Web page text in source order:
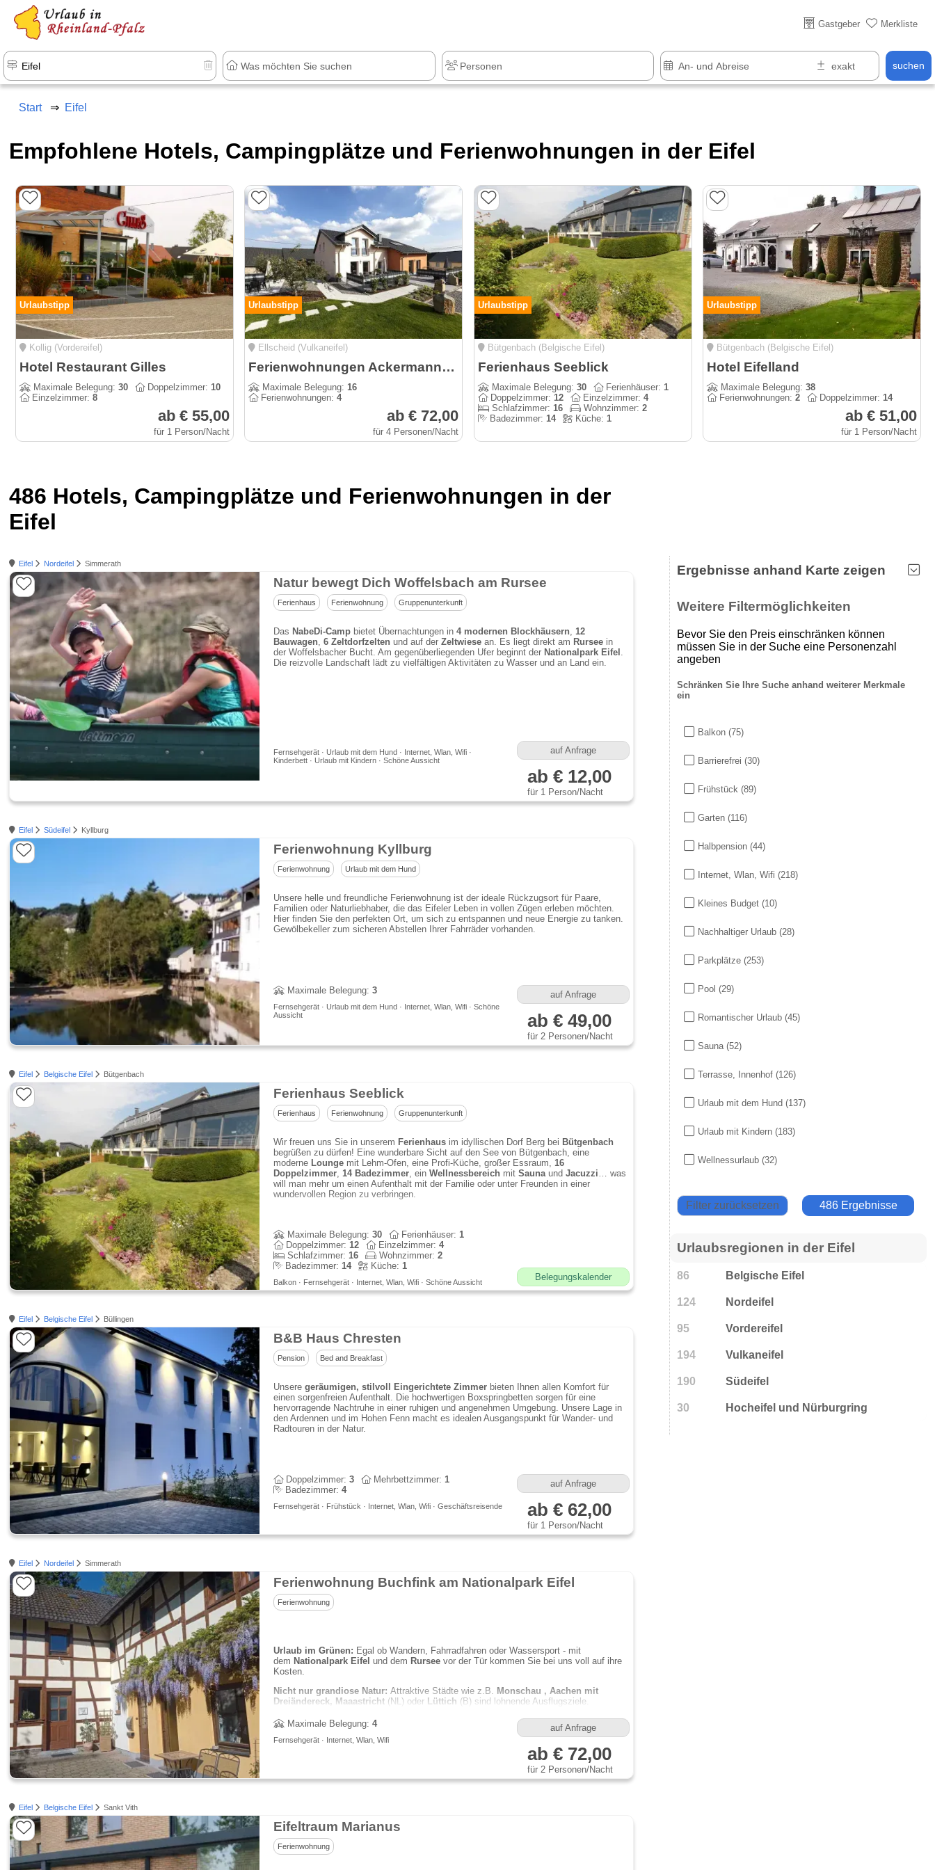
Gastgeber Merkliste
suchen
Über 25 Jahre online
Start Eifel
Empfohlene Hotels, Campingplätze und Ferienwohnungen in der Eifel
Urlaubstipp
Kollig (Vordereifel)
Hotel Restaurant Gilles
Maximale Belegung:30 Doppelzimmer:10
Einzelzimmer:8
ab € 55,00
für 1 Person/Nacht
Urlaubstipp
Ellscheid (Vulkaneifel)
Ferienwohnungen Ackermann & Ferienhaus Christel
Maximale Belegung:16
Ferienwohnungen:4
ab € 72,00
für 4 Personen/Nacht
Urlaubstipp
Bütgenbach (Belgische Eifel)
Ferienhaus Seeblick
Maximale Belegung: 30 Ferienhäuser: 1
Doppelzimmer: 12 Einzelzimmer: 4
Schlafzimmer: 16 Wohnzimmer: 2
Badezimmer: 14 Küche: 1
Urlaubstipp
Bütgenbach (Belgische Eifel)
Hotel Eifelland
Maximale Belegung: 38
Ferienwohnungen: 2 Doppelzimmer: 14
ab € 51,00
für 1 Person/Nacht
486 Hotels, Campingplätze und Ferienwohnungen in der
Eifel
Eifel Nordeifel Simmerath
Natur bewegt Dich Woffelsbach am Rursee
Ferienhaus Ferienwohnung Gruppenunterkunft
Das NabeDi-Campbietet Übernachtungen in4 modernen Blockhäusern, 12
Bauwagen, 6 Zeltdorfzelten und auf der Zeltwiesean. Es liegt direkt am Rurseein
der Woffelsbacher Bucht. Am gegenüberliegenden Ufer beginnt der Nationalpark Eifel .
Die reizvolle Landschaft lädt zu vielfältigen Aktivitäten zu Wasser und an Land ein.
Fernsehgerät · Urlaub mit dem Hund · Internet, Wlan, Wifi ·
Kinderbett · Urlaub mit Kindern · Schöne Aussicht
auf Anfrage
ab € 12,00
für 1 Person/Nacht
Eifel Südeifel Kyllburg
Ferienwohnung Kyllburg
Ferienwohnung Urlaub mit dem Hund
Unsere helle und freundliche Ferienwohnung ist der ideale Rückzugsort für Paare,
Familien oder Naturliebhaber, die das Eifeler Leben in vollen Zügen erleben möchten.
Hier finden Sie den perfekten Ort, um sich zu entspannen und neue Energie zu tanken.
Gewölbekeller zum sicheren Abstellen Ihrer Fahrräder vorhanden.
Maximale Belegung: 3
Fernsehgerät · Urlaub mit dem Hund · Internet, Wlan, Wifi · Schöne
Aussicht
auf Anfrage
ab € 49,00
für 2 Personen/Nacht
Eifel Belgische Eifel Bütgenbach
Ferienhaus Seeblick
Ferienhaus Ferienwohnung Gruppenunterkunft
Wir freuen uns Sie in unserem Ferienhausim idyllischen Dorf Berg bei Bütgenbach
begrüßen zu dürfen! Eine wunderbare Sicht auf den See von Bütgenbach, eine
moderne Loungemit Lehm-Ofen, eine Profi-Küche, großer Essraum, 16
Doppelzimmer, 14 Badezimmer, ein Wellnessbereich mit Saunaund Jacuzzi… was
will man mehr um einen Aufenthalt mit der Familie oder unter Freunden in einer
wundervollen Region zu verbringen.
Maximale Belegung: 30 Ferienhäuser: 1
Doppelzimmer: 12 Einzelzimmer: 4
Schlafzimmer: 16 Wohnzimmer: 2
Badezimmer: 14 Küche: 1
Balkon · Fernsehgerät · Internet, Wlan, Wifi · Schöne Aussicht Belegungskalender
Eifel Belgische Eifel Büllingen
B&B Haus Chresten
Pension Bed and Breakfast
Unsere geräumigen, stilvoll Eingerichtete Zimmerbieten Ihnen allen Komfort für
einen sorgenfreien Aufenthalt. Die hochwertigen Boxspringbetten sorgen für eine
hervorragende Nachtruhe in einer ruhigen und angenehmen Umgebung. Unsere Lage in
den Ardennen und im Hohen Fenn macht es idealen Ausgangspunkt für Wander- und
Radtouren in der Natur.
Doppelzimmer: 3 Mehrbettzimmer: 1
Badezimmer: 4
Fernsehgerät · Frühstück · Internet, Wlan, Wifi · Geschäftsreisende
auf Anfrage
ab € 62,00
für 1 Person/Nacht
Eifel Nordeifel Simmerath
Ferienwohnung Buchfink am Nationalpark Eifel
Ferienwohnung
Urlaub im Grünen: Egal ob Wandern, Fahrradfahren oder Wassersport - mit
dem Nationalpark Eifel und dem Rurseevor der Tür kommen Sie bei uns voll auf ihre
Kosten.
Nicht nur grandiose Natur: Attraktive Städte wie z.B. Monschau , Aachen mit
Dreiändereck, Maaastricht (NL) oder Lüttich (B) sind lohnende Ausflugsziele.
Maximale Belegung: 4
Fernsehgerät · Internet, Wlan, Wifi
auf Anfrage
ab € 72,00
für 2 Personen/Nacht
Eifel Belgische Eifel Sankt Vith
Eifeltraum Marianus
Ferienwohnung
Ergebnisse anhand Karte zeigen
Weitere Filtermöglichkeiten
Bevor Sie den Preis einschränken können
müssen Sie in der Suche eine Personenzahl
angeben
Schränken Sie Ihre Suche anhand weiterer Merkmale
ein
Balkon (75)
Barrierefrei (30)
Frühstück (89)
Garten (116)
Halbpension (44)
Internet, Wlan, Wifi (218)
Kleines Budget (10)
Nachhaltiger Urlaub (28)
Parkplätze (253)
Pool (29)
Romantischer Urlaub (45)
Sauna (52)
Terrasse, Innenhof (126)
Urlaub mit dem Hund (137)
Urlaub mit Kindern (183)
Wellnessurlaub (32)
Filter zurücksetzen 486 Ergebnisse
Urlaubsregionen in der Eifel
86 Belgische Eifel
124 Nordeifel
95 Vordereifel
194 Vulkaneifel
190 Südeifel
30 Hocheifel und Nürburgring